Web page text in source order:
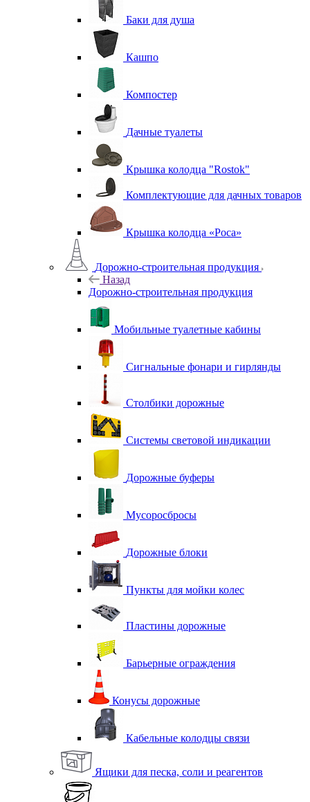
Баки для душа
Кашпо
Компостер
Дачные туалеты
Крышка колодца "Rostok"
Комплектующие для дачных товаров
Крышка колодца «Роса»
Дорожно-строительная продукция
Назад
Дорожно-строительная продукция
Мобильные туалетные кабины
Сигнальные фонари и гирлянды
Столбики дорожные
Системы световой индикации
Дорожные буферы
Мусоросбросы
Дорожные блоки
Пункты для мойки колес
Пластины дорожные
Барьерные ограждения
Конусы дорожные
Кабельные колодцы связи
Ящики для песка, соли и реагентов